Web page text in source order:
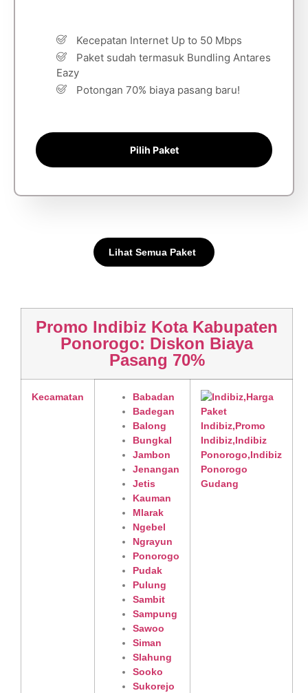
Kecepatan Internet Up to 50 Mbps
Paket sudah termasuk Bundling Antares
Eazy
Potongan 70% biaya pasang baru!
Pilih Paket
Lihat Semua Paket
Promo Indibiz Kota Kabupaten
Ponorogo: Diskon Biaya
Pasang 70%
Kecamatan
Babadan
Badegan
Balong
Bungkal
Jambon
Jenangan
Jetis
Kauman
Mlarak
Ngebel
Ngrayun
Ponorogo
Pudak
Pulung
Sambit
Sampung
Sawoo
Siman
Slahung
Sooko
Sukorejo